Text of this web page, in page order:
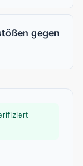
gegen